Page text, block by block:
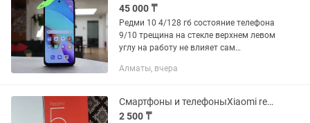
45 000 ₸
Редми 10 4/128 гб состояние телефона
9/10 трещина на стекле верхнем левом
углу на работу не влияет сам
тянет не зависает все оригинальное
Алматы, вчера
Смартфоны и телефоныXiaomi redmi 5plus
2 500 ₸